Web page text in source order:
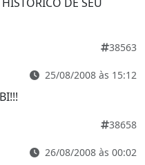
38563
25/08/2008 às 15:12
38658
26/08/2008 às 00:02